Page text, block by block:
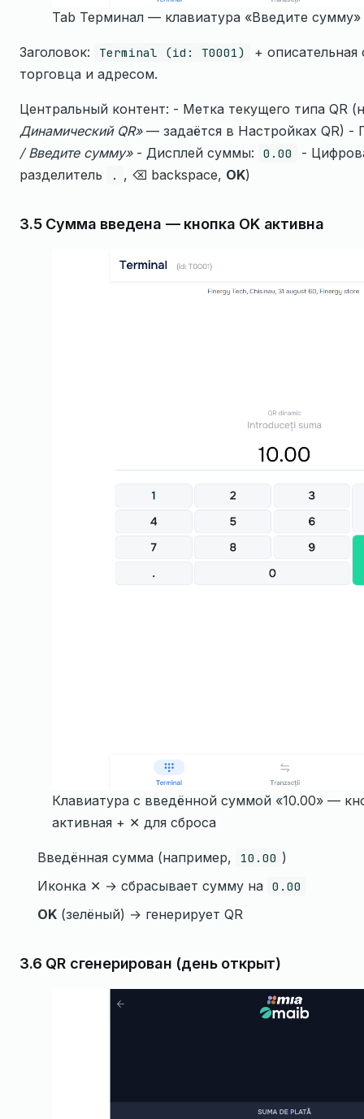
Tab Терминал — клавиатура «Введите
Заголовок: Terminal (id: T0001)
+
торговца и адресом.
Центральный контент: - Метка текущего типа QR
Динамический QR»— задаётся в Настройках QR) -
/ Введите сумму»- Дисплей суммы: 0.00
-
разделитель
. , ⌫ backspace, OK)
3.5 Сумма введена — кнопка OK активна
Клавиатура с введённой суммой «10.00» —
активная + ✕ для сброса
Введённая сумма (например, 10.00 )
Иконка ✕ → сбрасывает сумму на 0.00
OK (зелёный) → генерирует QR
3.6 QR сгенерирован (день открыт)